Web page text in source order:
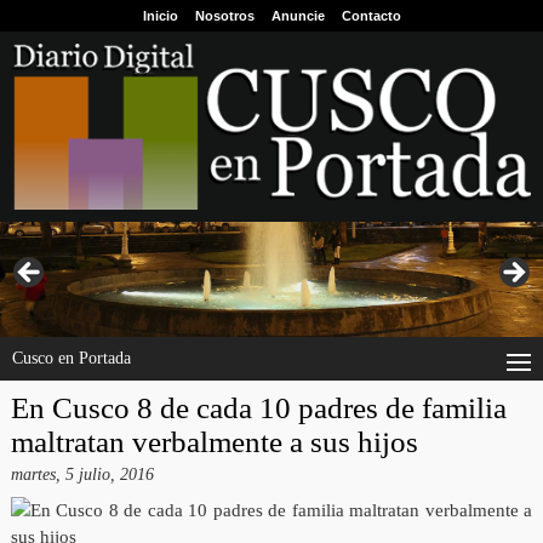
Inicio Nosotros Anuncie Contacto
Cusco en Portada
En Cusco 8 de cada 10 padres de familia
maltratan verbalmente a sus hijos
martes, 5 julio, 2016